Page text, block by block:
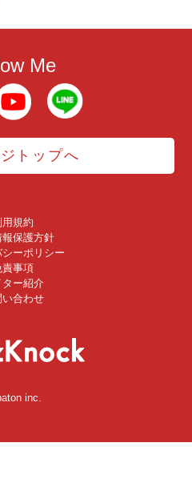
Me
トップへ
用規約
報保護方針
ーポリシー
責事項
ター紹介
い合わせ
inc.